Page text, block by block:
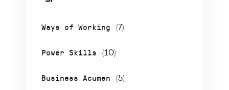
Ways of Working (7)
Power Skills (10)
Business Acumen (5)